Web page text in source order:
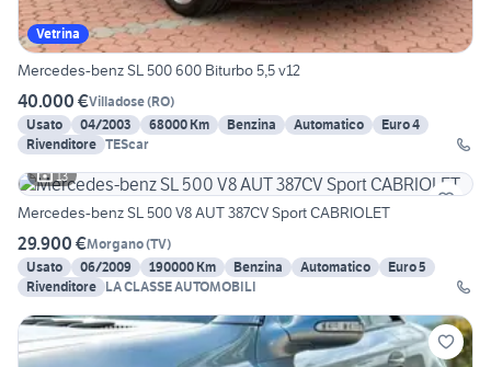
Vetrina
Mercedes-benz SL 500 600 Biturbo 5,5 v12
40.000 €Villadose(RO)
Usato
04/2003 68000 Km Benzina Automatico
Euro 4
Rivenditore TEScar
13
Mercedes-benz SL 500 V8 AUT 387CV Sport CABRIOLET
29.900 €Morgano(TV)
Usato
06/2009 190000 Km Benzina Automatico
Euro 5
Rivenditore LA CLASSE AUTOMOBILI